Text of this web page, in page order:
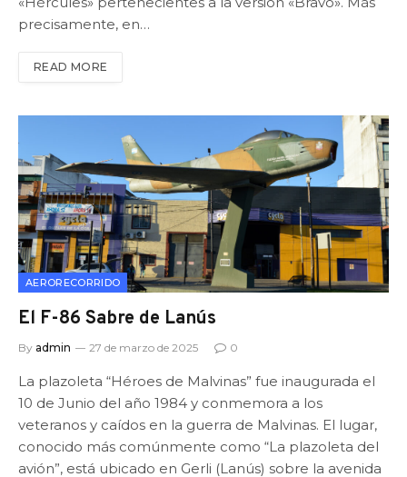
precisamente, en…
READ MORE
AERORECORRIDO
El F-86 Sabre de Lanús
By admin 27 de marzo de 2025 0
La plazoleta “Héroes de Malvinas” fue inaugurada el
10 de Junio del año 1984 y conmemora a los
veteranos y caídos en la guerra de Malvinas. El lugar,
conocido más comúnmente como “La plazoleta del
avión”, está ubicado en Gerli (Lanús) sobre la avenida